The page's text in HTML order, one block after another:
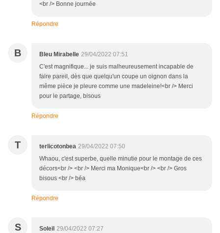
<br /> Bonne journée
Répondre
B Bleu Mirabelle 29/04/2022 07:51
C'est magnifique... je suis malheureusement incapable de
faire pareil, dès que quelqu'un coupe un oignon dans la
même pièce je pleure comme une madeleine!<br /> Merci
pour le partage, bisous
Répondre
T terlicotonbea 29/04/2022 07:50
Whaou, c'est superbe, quelle minutie pour le montage de ces
décors<br /> <br /> Merci ma Monique<br /> <br /> Gros
bisous <br /> béa
Répondre
S Soleil 29/04/2022 07:27